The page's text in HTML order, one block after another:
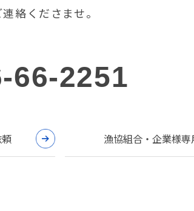
絡くださませ。
66-2251
漁協組合・企業様専